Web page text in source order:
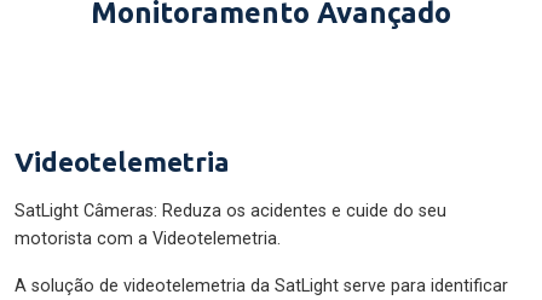
Monitoramento Avançado
Videotelemetria
SatLight Câmeras: Reduza os acidentes e cuide do seu
motorista com a Videotelemetria.
A solução de videotelemetria da SatLight serve para identificar